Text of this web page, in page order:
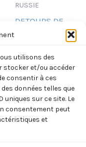
utilisons des
stocker et/ou accéder
consentir à ces
données telles que
uniques sur ce site. Le
consentement peut
et
RUSSIE
DETOURS DE
OTROCHENKO)
13,00€ TTC
Ajouter
au
panier